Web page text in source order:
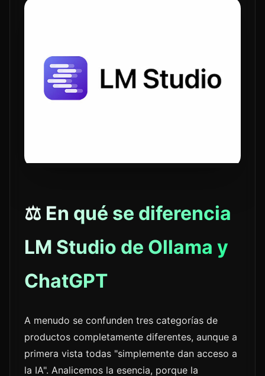
⚖️ En qué se diferencia
LM Studio de Ollama y
ChatGPT
A menudo se confunden tres categorías de
productos completamente diferentes, aunque a
primera vista todas "simplemente dan acceso a
la IA". Analicemos la esencia, porque la